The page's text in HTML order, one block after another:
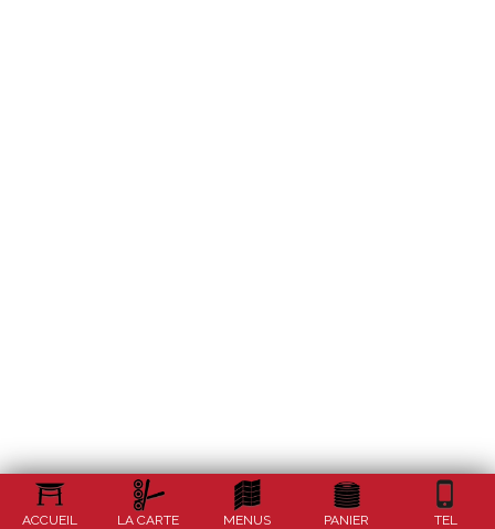
ACCUEIL LA CARTE MENUS PANIER TEL